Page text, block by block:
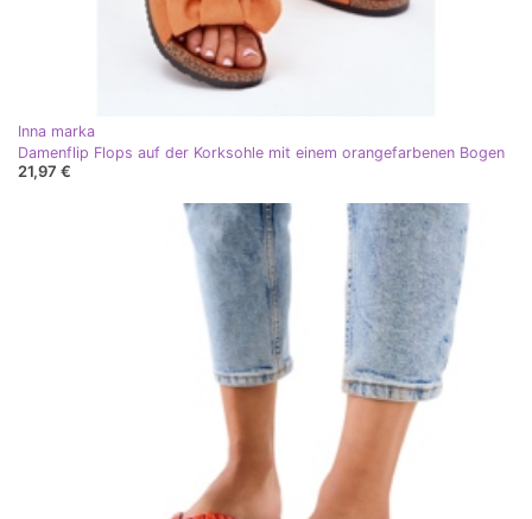
Inna marka
Damenflip Flops auf der Korksohle mit einem orangefarbenen Bogen
21,97 €